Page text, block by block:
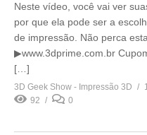
Neste vídeo, você vai ver
por que ela pode ser a
de impressão. Não perca
▶www.3dprime.com.br
[…]
3D Geek Show - Impressão 3D
92
0